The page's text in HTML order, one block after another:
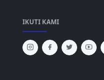
IKUTI KAMI